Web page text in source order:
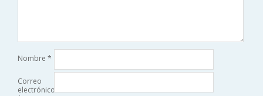
Nombre *
Correo
electrónico